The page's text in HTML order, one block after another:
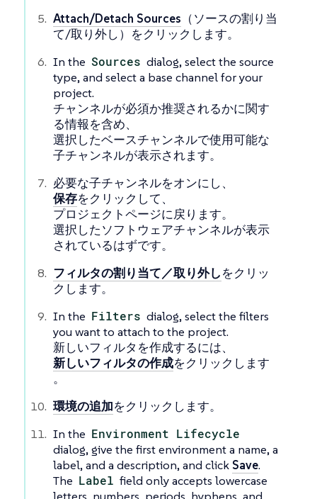
Attach/Detach Sources （ソースの割り当
て/取り外し）をクリックします。
In the Sources dialog, select the source
type, and select a base channel for your
project.
チャンネルが必須か推奨されるかに関す
る情報を含め、
選択したベースチャンネルで使用可能な
子チャンネルが表示されます。
必要な子チャンネルをオンにし、
保存をクリックして、
プロジェクトページに戻ります。
選択したソフトウェアチャンネルが表示
されているはずです。
フィルタの割り当て／取り外しをクリッ
クします。
In the Filters dialog, select the filters
you want to attach to the project.
新しいフィルタを作成するには、
新しいフィルタの作成をクリックします
。
環境の追加をクリックします。
In the Environment Lifecycle
dialog, give the first environment a name, a
label, and a description, and click Save.
The Label field only accepts lowercase